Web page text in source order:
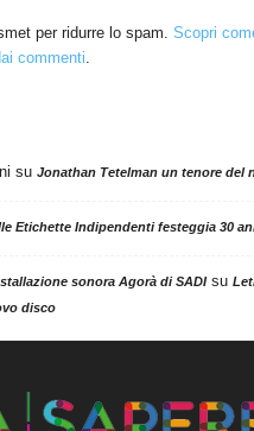
per ridurre lo spam. Scopri
commenti
su Jonathan Tetelman un tenore del
Etichette Indipendenti festeggia 30
sonora Agorà di SADIsu
disco